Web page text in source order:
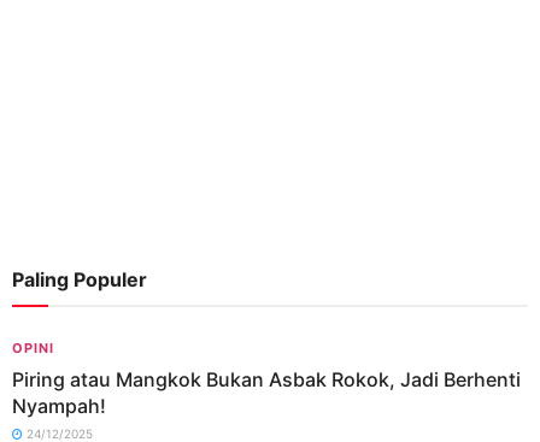
Paling Populer
OPINI
Piring atau Mangkok Bukan Asbak Rokok, Jadi Berhenti
Nyampah!
24/12/2025